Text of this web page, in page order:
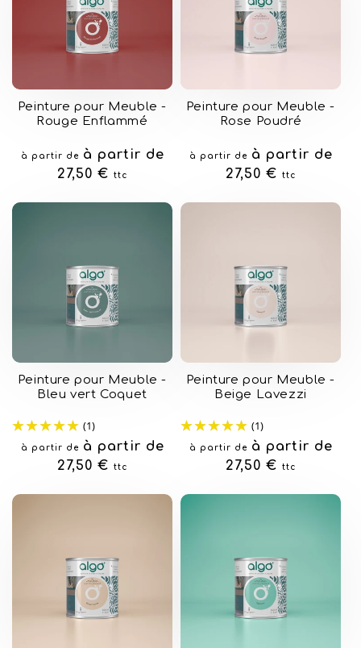
Peinture pour Meuble -
Rouge Enflammé
Prix
habituel
à partir de
à partir de
27,50 €
ttc
Peinture pour Meuble -
Rose Poudré
Prix
habituel
à partir de
à partir de
27,50 €
ttc
Peinture pour Meuble -
Bleu vert Coquet
(1)
Prix
habituel
à partir de
à partir de
27,50 €
ttc
Peinture pour Meuble -
Beige Lavezzi
(1)
Prix
habituel
à partir de
à partir de
27,50 €
ttc